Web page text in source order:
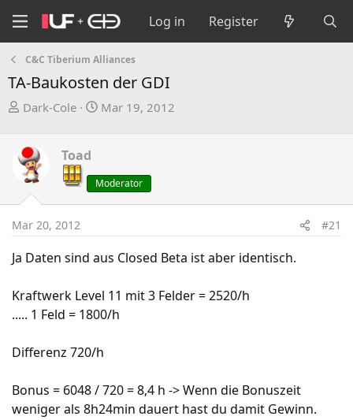
Log in Register
C&C Tiberium Alliances
TA-Baukosten der GDI
T
e
a
d
t
r
e
r
Dark-Cole
S
t
d
a
Mar 19, 2012
Toad
Moderator
Mar 20, 2012 #21
Ja Daten sind aus Closed Beta ist aber identisch.
Kraftwerk Level 11 mit 3 Felder = 2520/h
..... 1 Feld = 1800/h
Differenz 720/h
Bonus = 6048 / 720 = 8,4 h -> Wenn die Bonuszeit
weniger als 8h24min dauert hast du damit Gewinn.